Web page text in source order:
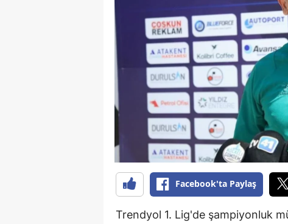
Facebook'ta Paylaş
Trendyol 1. Lig'de şampiyonluk